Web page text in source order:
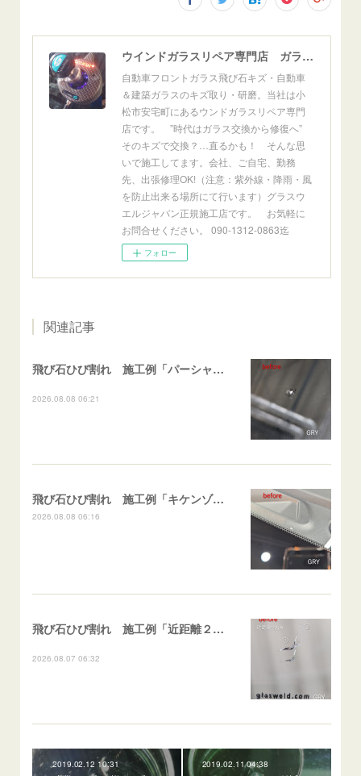
ウインドガラスリペア専門店 ガラスリペア・ヨシダ グラスウェルドジャパン 正規施工店 小松市
自動車フロントガラス飛び石キズ・自動車
＆建築ガラスのキズ取り・研磨。当社は小
松市安宅町にあるウンドガラスリペア専門
店です。 ”時代はガラス交換から修復へ”
そのキズで交換？…直るかも！ そんな思
いで施工してます。会社、ご自宅、勤務
先、出張修理OK!（注意：紫外線・降雨・風
を防止出来る場所にて行います）グラスウ
エルジャパン正規施工店です。 お気軽に
お問合せください。 090-1312-0863迄
フォロー
関連記事
飛び石ひび割れ 施工例「パーシャル系・衝撃点範囲ハマカケ」エスティマ
2026.08.08 06:21
飛び石ひび割れ 施工例「キケンゾーン範囲・ストレートブレイク」フェアレディＺ
2026.08.08 06:16
飛び石ひび割れ 施工例「近距離２箇所・パーシャル系+ストレート系」CX-8
2026.08.07 06:32
2019.02.12 10:31 2019.02.11 04:38